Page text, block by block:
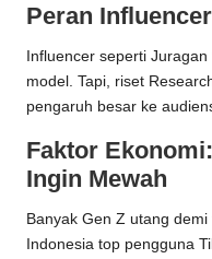
Peran
Influencer seperti
model. Tapi, riset
pengaruh besar ke
Faktor
Ingin Mewah
Banyak Gen Z utang
Indonesia top pengguna